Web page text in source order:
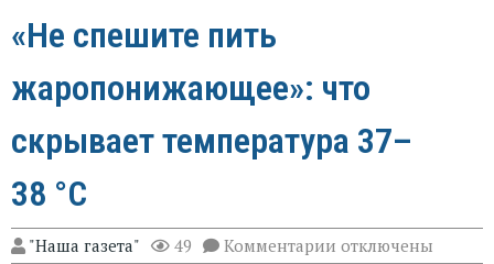
«Не спешите пить
жаропонижающее»: что
скрывает температура 37–
38 °C
"Наша газета" 49 Комментарии котключены